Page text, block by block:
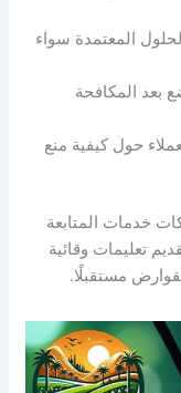
المعتمدة سواء
بعد المكافحة
حول كيفية منع
خدمات المتابعة
تعليمات وقائية
مستقبلًا.